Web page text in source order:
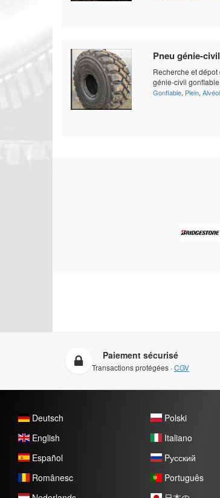
Pneu génie-civil
Recherche et
génie-civil
Gonflable, Plein,
Paiement sécurisé
Transactions protégées ·CGV
Deutsch
English
Español
Românesc
Polski
Italiano
Pусский
Português